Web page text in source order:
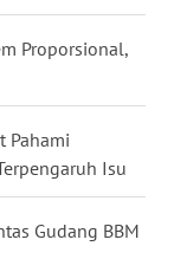
Proporsional,
Pahami
Isu
Gudang BBM